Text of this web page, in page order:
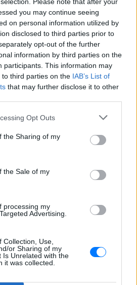
you may continue seeing
on personal information utilized by
disclosed to third parties prior to
opt-out of the further
information by third parties on the
participants. This information may
third parties on the IAB’s List of
that may further disclose it to other
Opt Outs
the Sharing of my
the Sale of my
processing my
Advertising.
Use,
or Sharing of my
Is Unrelated with the
it was collected.
ΣΉΜΕΡΑ
Ταξιδιωτική προειδοποίηση εξέδωσε το
ισραηλινό υπουργείο Εξωτερικών ενόψει
της «ημέρας οργής» φιλοπαλαιστινιακών
οργανώσεων σε 36 σημεία της χώρας.
Επιτρέπεται να προσπεράσεις
περιπολικό; Τι λέει ο ΚΟΚ που
οι περισσότεροι αγνοούν
απαγορεύει την προσπέραση οχήματος
της αστυνομίας, αλλά ισχύουν
πρέπει να γνωρίζει.
Ασθενής χτύπησε νοσηλεύτρια
σε πόρτες ‑ Τι καταγγέλλει η
Το περιστατικό βίας στα Επείγοντα
Μιχάλης Γιαννάκος ζητά ουσιαστικά
μέτρα προστασίας για το νοσηλευτικό
προσωπικό